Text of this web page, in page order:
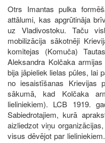
Otrs Imantas pulka
attālumi, kas apgrūtināja
uz Vladivostoku. Taču
mobilizācija sākotnēji
komitejas (Komuča)
Aleksandra Kolčaka
bija jāpieliek lielas pūles, lai
no iesaistīšanas Krievijas
sākumā, kad Kolčaka
lieliniekiem). LCB 1919.
Sabiedrotajiem, kurā
aizliedzot viņu
visus dēvējot par